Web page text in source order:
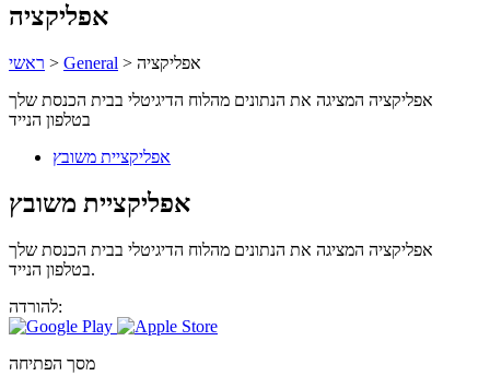
אפליקציה
ראשי > General > אפליקציה
אפליקציה המציגה את הנתונים מהלוח הדיגיטלי בבית הכנסת שלך
בטלפון הנייד
אפליקציית משובץ
אפליקציית משובץ
אפליקציה המציגה את הנתונים מהלוח הדיגיטלי בבית הכנסת שלך
בטלפון הנייד.
להורדה:
מסך הפתיחה